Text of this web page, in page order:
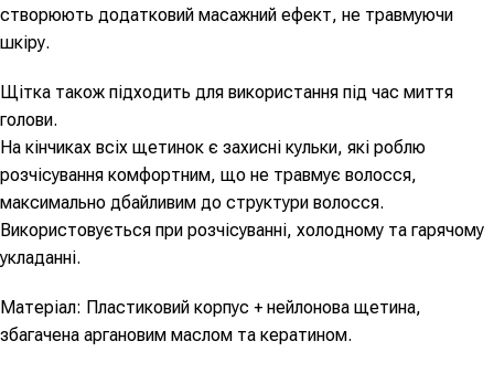
створюють додатковий масажний ефект, не травмуючи
шкіру.
Щітка також підходить для використання під час миття
голови.
На кінчиках всіх щетинок є захисні кульки, які роблю
розчісування комфортним, що не травмує волосся,
максимально дбайливим до структури волосся.
Використовується при розчісуванні, холодному та гарячому
укладанні.
Матеріал: Пластиковий корпус + нейлонова щетина,
збагачена аргановим маслом та кератином.